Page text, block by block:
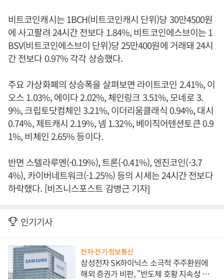
비트코인캐시는 1BCH(비트코인캐시 단위)당 30만4500원
에 사고팔려 24시간 전보다 1.84%, 비트코인에스브이는 1
BSV(비트코인에스브이 단위)당 25만400원에 거래돼 24시
간 전보다 0.97% 각각 상승했다.
주요 가상화폐의 상승폭을 살펴보면 라이트코인 2.41%, 이
오스 1.03%, 에이다 2.02%, 체인링크 3.51%, 모네로 3.
9%, 크립토닷컴체인 3.21%, 이더리움클래식 0.94%, 대시
0.74%, 제트캐시 2.19%, 넴 1.32%, 베이직어텐션토큰 0.9
1%, 비체인 2.65% 등이다.
반면 스텔라루멘(-0.19%), 트론(-0.41%), 엔진코인(-3.7
4%), 카이버네트워크(-1.25%) 등의 시세는 24시간 전보다
하락했다. [비즈니스포스트 감병근 기자]
인기기사
전자·전기·정보통신
삼성전자 SK하이닉스 소극적 주주환원에
해외 증권가 비판, "반도체 호황 지속성 의